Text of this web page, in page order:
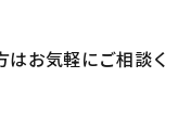
お気軽にご相談く